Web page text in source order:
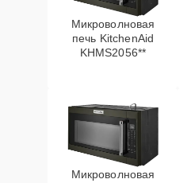
Микроволновая
печь KitchenAid
KHMS2056**
Микроволновая